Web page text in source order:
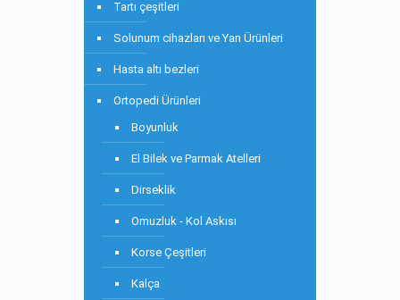
Tartı çeşitleri
Solunum cihazları ve Yan Ürünleri
Hasta altı bezleri
Ortopedi Ürünleri
Boyunluk
El Bilek ve Parmak Atelleri
Dirseklik
Omuzluk - Kol Askısı
Korse Çeşitleri
Kalça